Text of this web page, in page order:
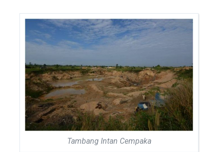
Tambang Intan Cempaka